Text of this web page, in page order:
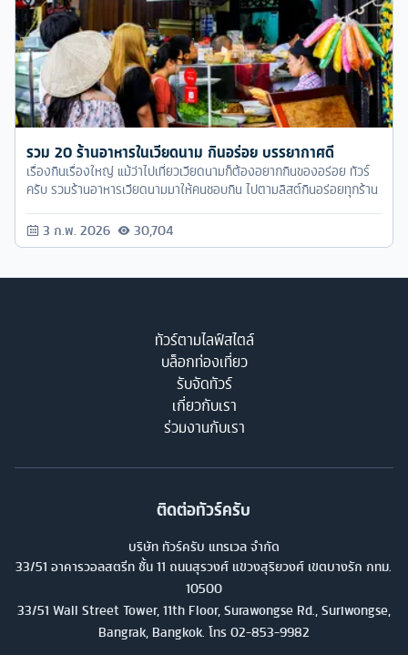
รวม 20 ร้านอาหารในเวียดนาม กินอร่อย บรรยากาศดี
เรื่องกินเรื่องใหญ่ แม้ว่าไปเที่ยวเวียดนามก็ต้องอยากกินของอร่อย ทัวร์
ครับ รวมร้านอาหารเวียดนามมาให้คนชอบกิน ไปตามลิสต์กินอร่อยทุกร้าน
3 ก.พ. 2026 30,704
ทัวร์ตามไลฟ์สไตล์
บล็อกท่องเที่ยว
รับจัดทัวร์
เกี่ยวกับเรา
ร่วมงานกับเรา
ติดต่อทัวร์ครับ
บริษัท ทัวร์ครับ แทรเวล จำกัด
33/51 อาคารวอลสตรีท ชั้น 11 ถนนสุรวงศ์ แขวงสุริยวงศ์ เขตบางรัก กทม.
10500
33/51 Wall Street Tower, 11th Floor, Surawongse Rd., Suriwongse,
Bangrak, Bangkok. โทร 02-853-9982